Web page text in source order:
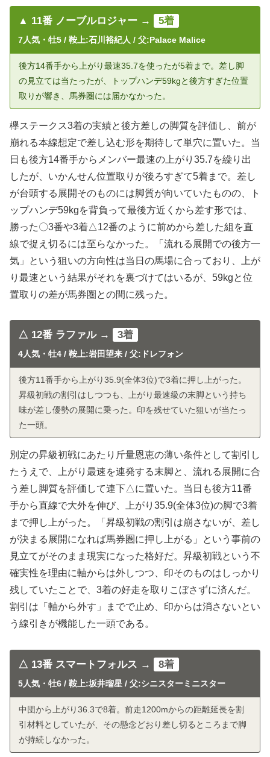
▲ 11番 ノーブルロジャー → 5着
7人気・牡5 / 鞍上:石川裕紀人 / 父:Palace Malice
後方14番手から上がり最速35.7を使ったが5着まで。差し脚
の見立ては当たったが、トップハンデ59kgと後方すぎた位置
取りが響き、馬券圏には届かなかった。
欅ステークス3着の実績と後方差しの脚質を評価し、前が
崩れる本線想定で差し込む形を期待して単穴に置いた。当
日も後方14番手からメンバー最速の上がり35.7を繰り出
したが、いかんせん位置取りが後ろすぎて5着まで。差し
が台頭する展開そのものには脚質が向いていたものの、ト
ップハンデ59kgを背負って最後方近くから差す形では、
勝った〇3番や3着△12番のように前めから差した組を直
線で捉え切るには至らなかった。「流れる展開での後方一
気」という狙いの方向性は当日の馬場に合っており、上が
り最速という結果がそれを裏づけてはいるが、59kgと位
置取りの差が馬券圏との間に残った。
△ 12番 ラファル → 3着
4人気・牡4 / 鞍上:岩田望来 / 父:ドレフォン
後方11番手から上がり35.9(全体3位)で3着に押し上がった。
昇級初戦の割引はしつつも、上がり最速級の末脚という持ち
味が差し優勢の展開に乗った。印を残せていた狙いが当たっ
た一頭。
別定の昇級初戦にあたり斤量恩恵の薄い条件として割引し
たうえで、上がり最速を連発する末脚と、流れる展開に合
う差し脚質を評価して連下△に置いた。当日も後方11番
手から直線で大外を伸び、上がり35.9(全体3位)の脚で3着
まで押し上がった。「昇級初戦の割引は崩さないが、差し
が決まる展開になれば馬券圏に押し上がる」という事前の
見立てがそのまま現実になった格好だ。昇級初戦という不
確実性を理由に軸からは外しつつ、印そのものはしっかり
残していたことで、3着の好走を取りこぼさずに済んだ。
割引は「軸から外す」までで止め、印からは消さないとい
う線引きが機能した一頭である。
△ 13番 スマートフォルス → 8着
5人気・牡6 / 鞍上:坂井瑠星 / 父:シニスターミニスター
中団から上がり36.3で8着。前走1200mからの距離延長を割
引材料としていたが、その懸念どおり差し切るところまで脚
が持続しなかった。